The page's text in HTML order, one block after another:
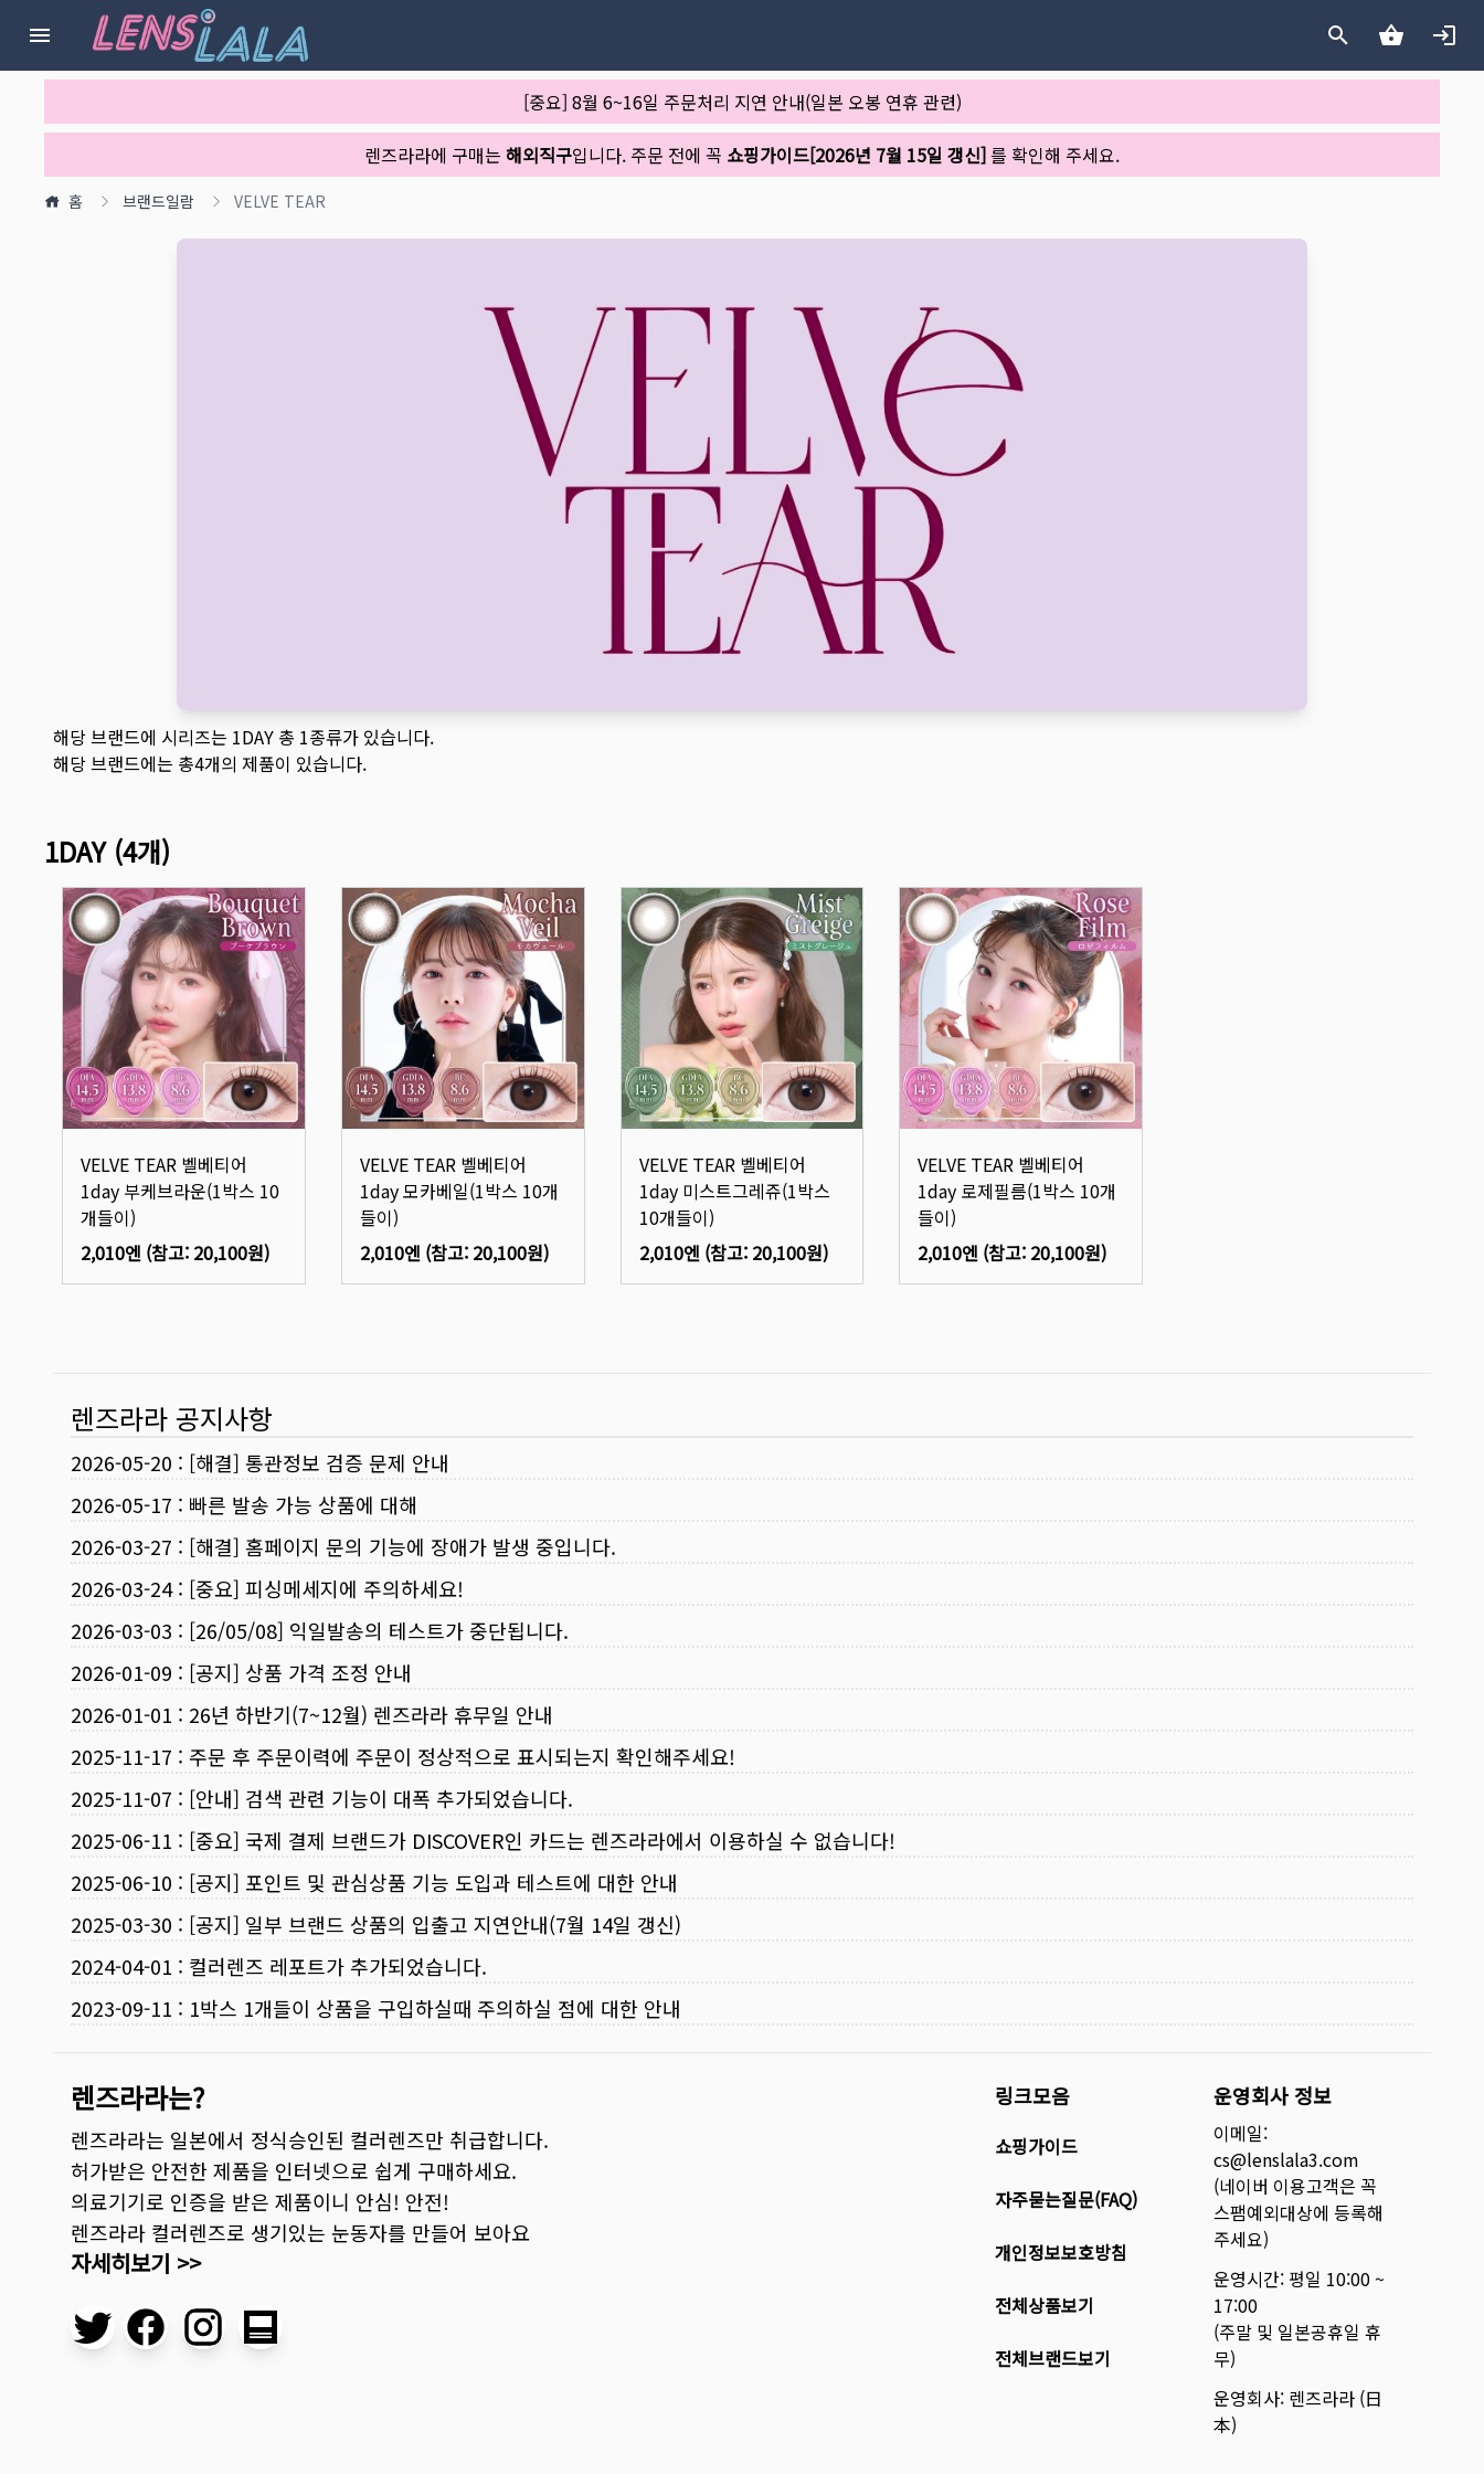
[중요] 8월 6~16일 주문처리 지연 안내(일본 오봉 연휴 관련)
렌즈라라에 구매는 해외직구입니다. 주문 전에 꼭 쇼핑가이드[2026년 7월 15일 갱신]를 확인해 주세요.
홈 브랜드일람 VELVE TEAR
해당 브랜드에 시리즈는 1DAY 총 1종류가 있습니다.
해당 브랜드에는 총4개의 제품이 있습니다.
1DAY(4개)
VELVE TEAR 벨베티어
1day 부케브라운(1박스 10
개들이)
2,010엔 (참고: 20,100원)
VELVE TEAR 벨베티어
1day 모카베일(1박스 10개
들이)
2,010엔(참고: 20,100원)
VELVE TEAR 벨베티어
1day 미스트그레쥬(1박스
10개들이)
2,010엔(참고: 20,100원)
VELVE TEAR 벨베티어
1day 로제필름(1박스 10개
들이)
2,010엔 (참고: 20,100원)
렌즈라라 공지사항
2026-05-20 : [해결] 통관정보 검증 문제 안내
2026-05-17 : 빠른 발송 가능 상품에 대해
2026-03-27 : [해결] 홈페이지 문의 기능에 장애가 발생 중입니다.
2026-03-24: [중요] 피싱메세지에 주의하세요!
2026-03-03 : [26/05/08] 익일발송의 테스트가 중단됩니다.
2026-01-09 : [공지] 상품 가격 조정 안내
2026-01-01 : 26년 하반기(7~12월) 렌즈라라 휴무일 안내
2025-11-17 : 주문 후 주문이력에 주문이 정상적으로 표시되는지 확인해주세요!
2025-11-07 : [안내] 검색 관련 기능이 대폭 추가되었습니다.
2025-06-11 : [중요] 국제 결제 브랜드가 DISCOVER인 카드는 렌즈라라에서 이용하실 수 없습니다!
2025-06-10 : [공지] 포인트 및 관심상품 기능 도입과 테스트에 대한 안내
2025-03-30 : [공지] 일부 브랜드 상품의 입출고 지연안내(7월 14일 갱신)
2024-04-01 : 컬러렌즈 레포트가 추가되었습니다.
2023-09-11 : 1박스 1개들이 상품을 구입하실때 주의하실 점에 대한 안내
렌즈라라는?
렌즈라라는 일본에서 정식승인된 컬러렌즈만 취급합니다.
허가받은 안전한 제품을 인터넷으로 쉽게 구매하세요.
의료기기로 인증을 받은 제품이니 안심! 안전!
렌즈라라 컬러렌즈로 생기있는 눈동자를 만들어 보아요
자세히보기 >>
링크모음
쇼핑가이드
자주묻는질문(FAQ)
개인정보보호방침
전체상품보기
전체브랜드보기
운영회사 정보
이메일:
cs@lenslala3.com
(네이버 이용고객은 꼭
스팸예외대상에 등록해
주세요)
운영시간: 평일 10:00 ~
17:00
(주말 및 일본공휴일 휴
무)
운영회사: 렌즈라라 (日
本)